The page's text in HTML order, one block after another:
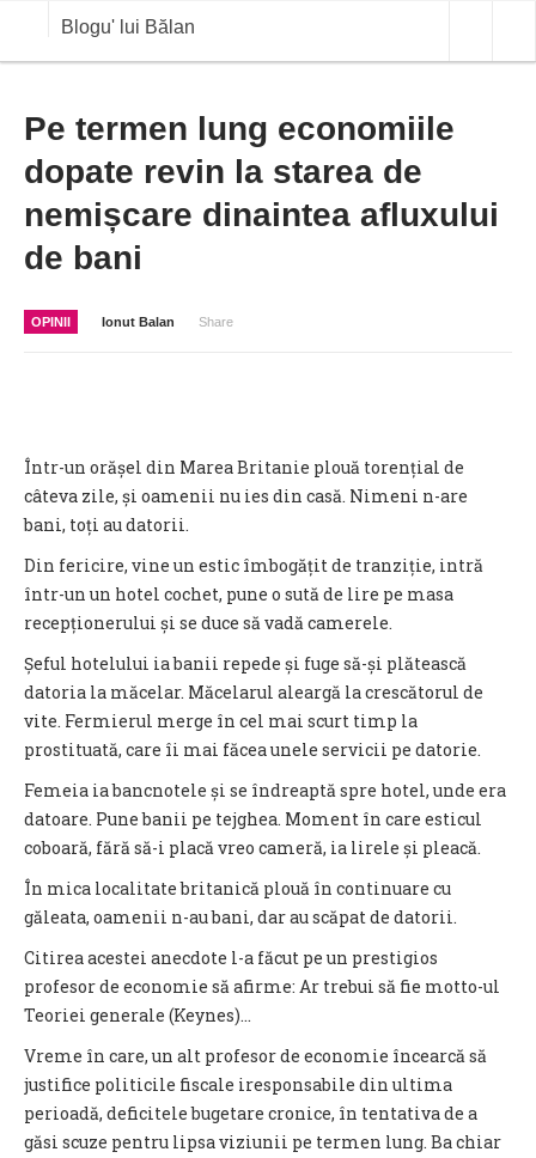
Blogu' lui Bălan
OPINII
ANALIZE
BLOG IN DIALOG
STIRI
CURS VALUTAR IN TIMP REAL
Pe termen lung economiile
dopate revin la starea de
nemișcare dinaintea afluxului
de bani
OPINII Ionut Balan Share
Într-un orășel din Marea Britanie plouă torențial de
câteva zile, și oamenii nu ies din casă. Nimeni n-are
bani, toți au datorii.
Din fericire, vine un estic îmbogățit de tranziție, intră
într-un un hotel cochet, pune o sută de lire pe masa
recepționerului și se duce să vadă camerele.
Șeful hotelului ia banii repede și fuge să-și plătească
datoria la măcelar. Măcelarul aleargă la crescătorul de
vite. Fermierul merge în cel mai scurt timp la
prostituată, care îi mai făcea unele servicii pe datorie.
Femeia ia bancnotele și se îndreaptă spre hotel, unde era
datoare. Pune banii pe tejghea. Moment în care esticul
coboară, fără să-i placă vreo cameră, ia lirele și pleacă.
În mica localitate britanică plouă în continuare cu
găleata, oamenii n-au bani, dar au scăpat de datorii.
Citirea acestei anecdote l-a făcut pe un prestigios
profesor de economie să afirme: Ar trebui să fie motto-ul
Teoriei generale (Keynes)...
Vreme în care, un alt profesor de economie încearcă să
justifice politicile fiscale iresponsabile din ultima
perioadă, deficitele bugetare cronice, în tentativa de a
găsi scuze pentru lipsa viziunii pe termen lung. Ba chiar